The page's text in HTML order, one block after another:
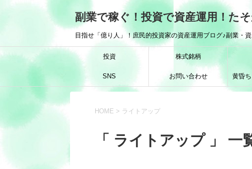
副業で稼ぐ！投資で資産運用！た
目指せ「億り人」！庶民的投資家の資産運用ブログ♪副業・
投資 株式銘柄
SNS お問い合わせ 黄昏
HOME > ライトアップ
「 ライトアップ 」 一